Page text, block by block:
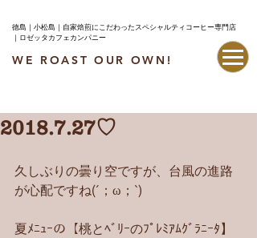
WE ROAST OUR OWN!
徳島｜小松島｜自家焙煎にこだわったスペシャルティコーヒー専門店
｜ロゼッタカフェカンパニー
2018.7.27♡
久しぶりの曇り空ですが、台風の進路
が心配ですね(´；ω；`)
夏ﾒﾆｭｰの【桃とﾍﾞﾘｰのﾌﾟﾚﾐｱﾑｸﾞﾗﾆｰﾀ】